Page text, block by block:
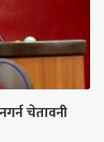
चेतावनी